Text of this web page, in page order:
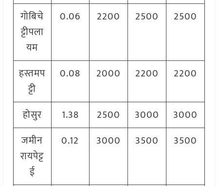
गोबिचे
ट्टीपला
यम
0.06 2200 2500 2500
हस्तमप
ट्टी
0.08 2000 2200 2200
होसुर 1.38 2500 3000
3000
जमीन
रायपेट्ट
ई
0.12 3000 3500 3500